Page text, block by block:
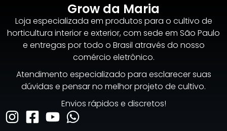
Grow da Maria
Loja especializada em produtos para o cultivo de
horticultura interior e exterior, com sede em São Paulo
e entregas por todo o Brasil através do nosso
comércio eletrônico.
Atendimento especializado para esclarecer suas
dúvidas e pensar no melhor projeto de cultivo.
Envios rápidos e discretos!